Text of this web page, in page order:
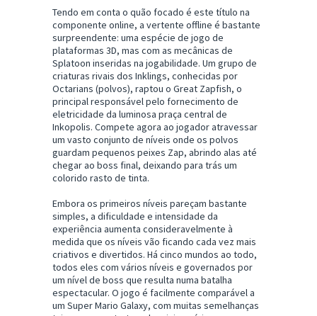
Tendo em conta o quão focado é este título na
componente online, a vertente offline é bastante
surpreendente: uma espécie de jogo de
plataformas 3D, mas com as mecânicas de
Splatoon inseridas na jogabilidade. Um grupo de
criaturas rivais dos Inklings, conhecidas por
Octarians (polvos), raptou o Great Zapfish, o
principal responsável pelo fornecimento de
eletricidade da luminosa praça central de
Inkopolis. Compete agora ao jogador atravessar
um vasto conjunto de níveis onde os polvos
guardam pequenos peixes Zap, abrindo alas até
chegar ao boss final, deixando para trás um
colorido rasto de tinta.
Embora os primeiros níveis pareçam bastante
simples, a dificuldade e intensidade da
experiência aumenta consideravelmente à
medida que os níveis vão ficando cada vez mais
criativos e divertidos. Há cinco mundos ao todo,
todos eles com vários níveis e governados por
um nível de boss que resulta numa batalha
espectacular. O jogo é facilmente comparável a
um Super Mario Galaxy, com muitas semelhanças